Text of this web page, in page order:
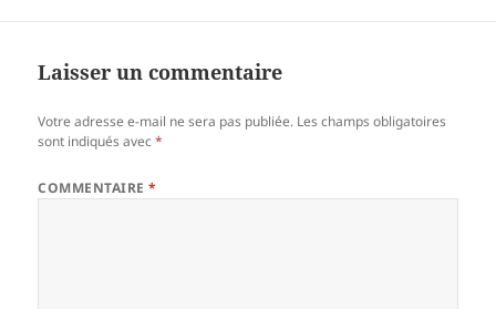
Laisser un commentaire
Votre adresse e-mail ne sera pas publiée. Les champs obligatoires
sont indiqués avec*
COMMENTAIRE*